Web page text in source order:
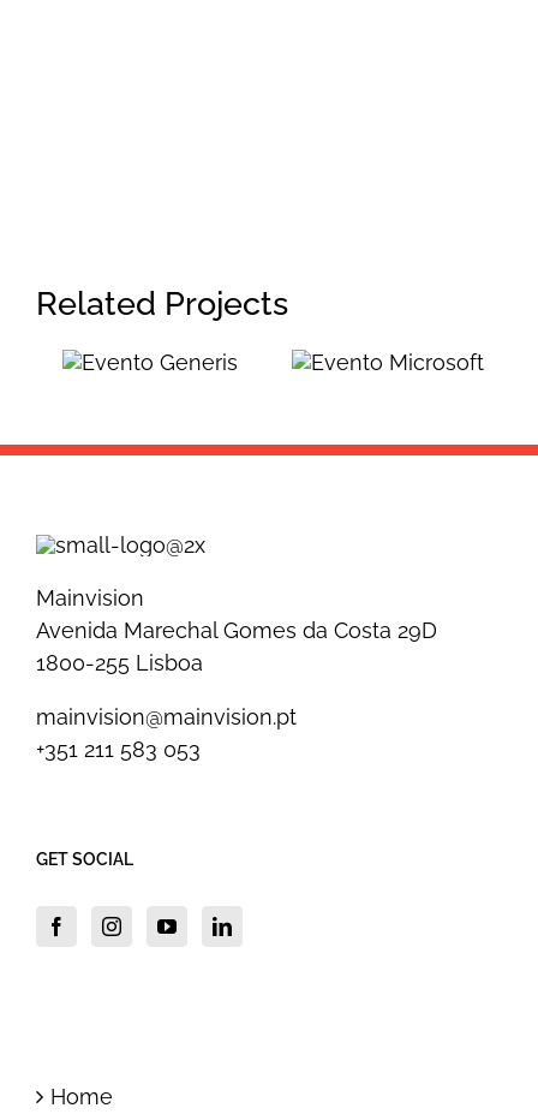
Related Projects
Evento
Evento
Mainvision
Avenida Marechal Gomes da Costa 29D
1800-255 Lisboa
mainvision@mainvision.pt
+351 211 583 053
GET SOCIAL
Home